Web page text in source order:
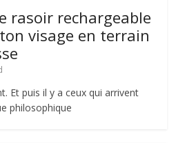
rasoir rechargeable
visage en terrain
Et puis il y a ceux qui arrivent
philosophique